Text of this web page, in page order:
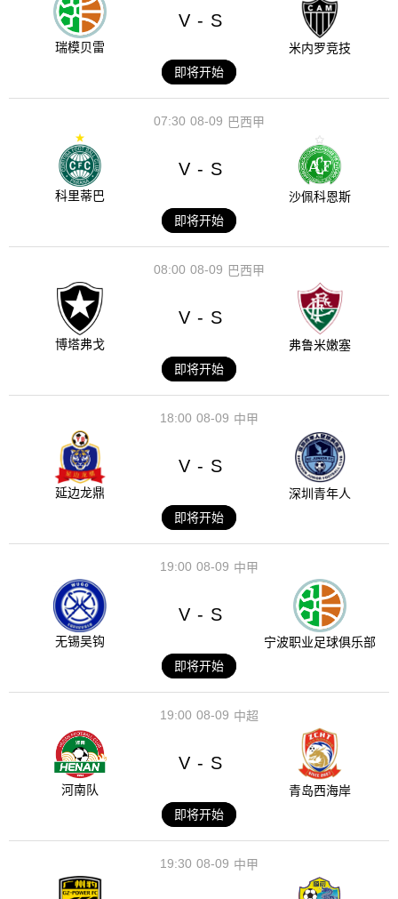
瑞模贝雷
V - S
米内罗竞技
即将开始
08-09
07:30 巴西甲
科里蒂巴
V - S
沙佩科恩斯
即将开始
08-09
08:00 巴西甲
博塔弗戈
V - S
弗鲁米嫩塞
即将开始
08-09
18:00 中甲
延边龙鼎
V - S
深圳青年人
即将开始
08-09
19:00 中甲
无锡吴钩
V - S
宁波职业足球俱乐部
即将开始
08-09
19:00 中超
河南队
V - S
青岛西海岸
即将开始
08-09
19:30 中甲